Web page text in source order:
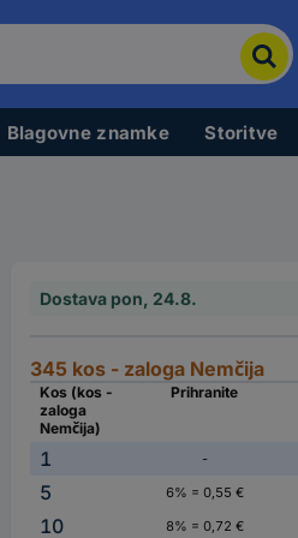
Blagovne znamke Storitve
Dostava pon, 24.8.
345 kos - zaloga Nemčija
Kos (kos -
zaloga
Nemčija)
Prihranite
1 -
5
6% = 0,55 €
10
8% = 0,72 €